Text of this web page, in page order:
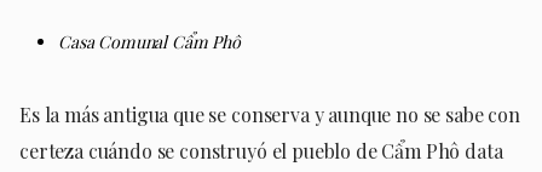
Casa ComunalCẩm Phô
Es la más antigua que se conserva y aunque no se sabe con
certeza cuándo se construyó el pueblo de Cẩm Phô data